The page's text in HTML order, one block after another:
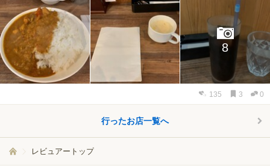
8
135 3 0
行ったお店一覧へ
レビュアートップ